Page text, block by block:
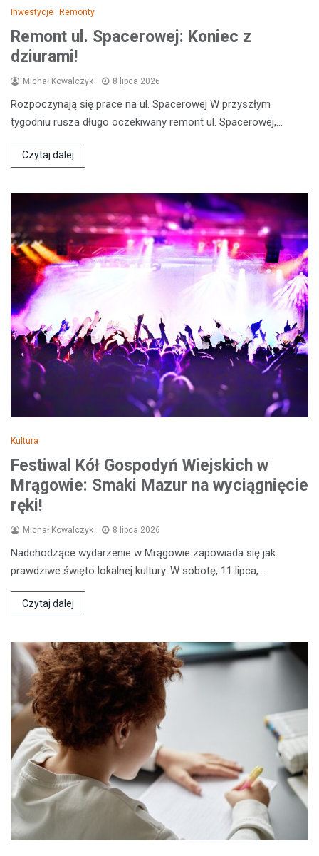
Inwestycje Remonty
Remont ul. Spacerowej: Koniec z
dziurami!
Michał Kowalczyk 8 lipca 2026
Rozpoczynają się prace na ul. Spacerowej W przyszłym
tygodniu rusza długo oczekiwany remont ul. Spacerowej,…
Czytaj dalej
Kultura
Festiwal Kół Gospodyń Wiejskich w
Mrągowie: Smaki Mazur na wyciągnięcie
ręki!
Michał Kowalczyk 8 lipca 2026
Nadchodzące wydarzenie w Mrągowie zapowiada się jak
prawdziwe święto lokalnej kultury. W sobotę, 11 lipca,…
Czytaj dalej